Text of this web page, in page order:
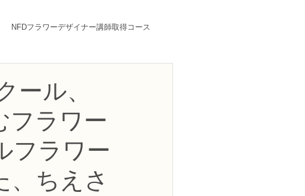
NFDフラワーデザイナー講師取得コース
技能士検定2級
生花コース
ール、
フラワー
フラワー
、ちえさ